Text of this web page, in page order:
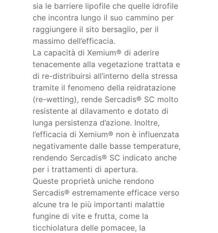
sia le barriere lipofile che quelle idrofile
che incontra lungo il suo cammino per
raggiungere il sito bersaglio, per il
massimo dell’efficacia.
La capacità di Xemium® di aderire
tenacemente alla vegetazione trattata e
di re-distribuirsi all’interno della stressa
tramite il fenomeno della reidratazione
(re-wetting), rende Sercadis® SC molto
resistente al dilavamento e dotato di
lunga persistenza d’azione. Inoltre,
l’efficacia di Xemium® non è influenzata
negativamente dalle basse temperature,
rendendo Sercadis® SC indicato anche
per i trattamenti di apertura.
Queste proprietà uniche rendono
Sercadis® estremamente efficace verso
alcune tra le più importanti malattie
fungine di vite e frutta, come la
ticchiolatura delle pomacee, la